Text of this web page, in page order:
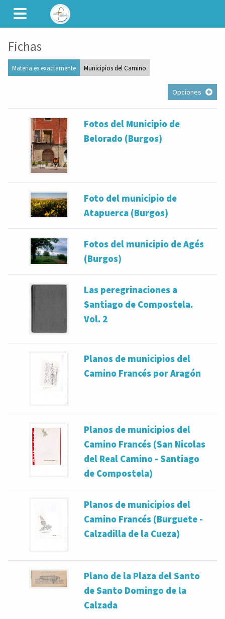
CAMINET
Fichas
Materia es exactamente Municipios del Camino
Opciones
Fotos del Municipio de
Belorado (Burgos)
Foto del municipio de
Atapuerca (Burgos)
Fotos del municipio de Agés
(Burgos)
Las peregrinaciones a
Santiago de Compostela.
Vol. 2
Planos de municipios del
Camino Francés por Aragón
Planos de municipios del
Camino Francés (San Nicolas
del Real Camino - Santiago
de Compostela)
Planos de municipios del
Camino Francés (Burguete -
Calzadilla de la Cueza)
Plano de la Plaza del Santo
de Santo Domingo de la
Calzada